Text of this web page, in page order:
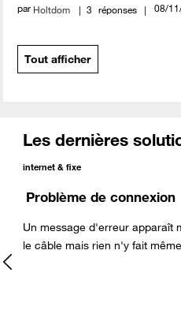
par Holtdom 3 réponses ‎08/
Tout afficher
Les dernières
internet & fixe
Problème de connexion
Un message d'erreur apparaît
le câble mais rien n'y fait